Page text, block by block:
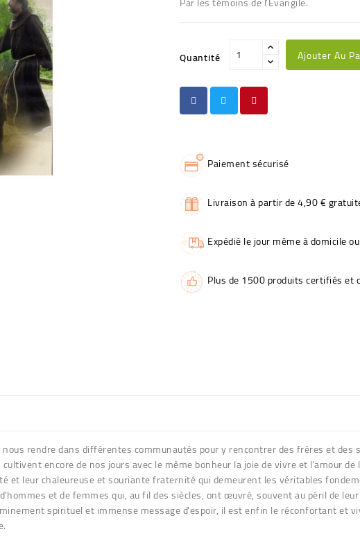
Quantité Ajouter Au
Paiement sécurisé
Livraison à partir de 4,90 €
Expédié le jour même à domicile
Plus de 1500 produits certifiés et
rendre dans différentes communautés pour y rencontrer des frères et
encore de nos jours avec le même bonheur la joie de vivre et l'amour
et leur chaleureuse et souriante fraternité qui demeurent les véritables
et de femmes qui, au fil des siècles, ont œuvré, souvent au péril de
spirituel et immense message d'espoir, il est enfin le réconfortant et